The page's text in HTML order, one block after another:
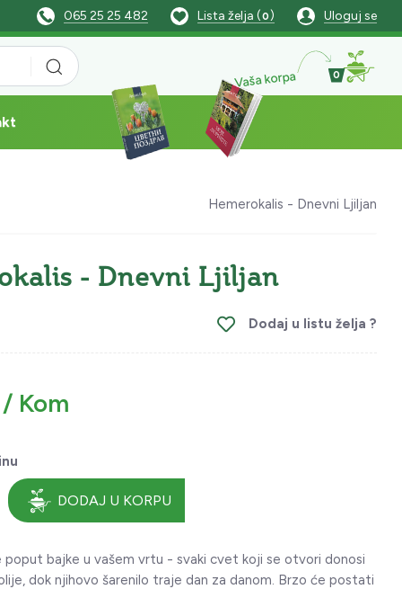
065 25 25 482 Lista želja (0 ) Uloguj se
Vaša korpa 0
Hemerokalis - Dnevni Ljiljan
- Dnevni Ljiljan
Dodaj u listu želja ?
Kom
DODAJ U KORPU
poput bajke u vašem vrtu - svaki cvet koji se otvori donosi
dok njihovo šarenilo traje dan za danom. Brzo će postati